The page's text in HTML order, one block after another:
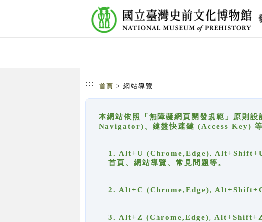
::: 首頁 > 網站導覽
本網站依照「無障礙網頁開發規範」原則
Navigator)、鍵盤快速鍵 (Access Key) 等
1. Alt+U (Chrome,Edge), Alt+Shift+U
首頁、網站導覽、常見問題等。
2. Alt+C (Chrome,Edge), Alt+Shift+C
3. Alt+Z (Chrome,Edge), Alt+Shift+Z